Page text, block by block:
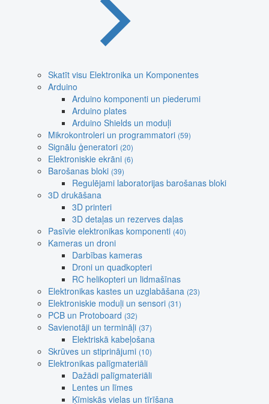
Skatīt visu Elektronika un Komponentes
Arduino
Arduino komponenti un piederumi
Arduino plates
Arduino Shields un moduļi
Mikrokontroleri un programmatori (59)
Signālu ģeneratori (20)
Elektroniskie ekrāni (6)
Barošanas bloki (39)
Regulējami laboratorijas barošanas bloki
3D drukāšana
3D printeri
3D detaļas un rezerves daļas
Pasīvie elektronikas komponenti (40)
Kameras un droni
Darbības kameras
Droni un quadkopteri
RC helikopteri un lidmašīnas
Elektronikas kastes un uzglabāšana (23)
Elektroniskie moduļi un sensori (31)
PCB un Protoboard (32)
Savienotāji un termināļi (37)
Elektriskā kabeļošana
Skrūves un stiprinājumi (10)
Elektronikas palīgmateriāli
Dažādi palīgmateriāli
Lentes un līmes
Ķīmiskās vielas un tīrīšana